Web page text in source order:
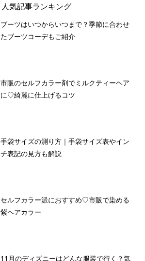
人気記事ランキング
ブーツはいつからいつまで？季節に合わせ
たブーツコーデもご紹介
市販のセルフカラー剤でミルクティーヘア
に♡綺麗に仕上げるコツ
手袋サイズの測り方｜手袋サイズ表やイン
チ表記の見方も解説
セルフカラー派におすすめ♡市販で染める
紫ヘアカラー
11月のディズニーはどんな服装で行く？気